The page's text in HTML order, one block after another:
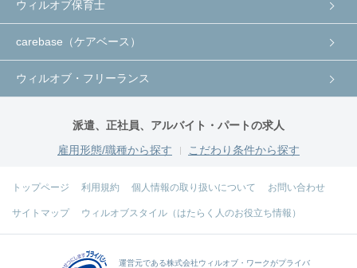
ウィルオブ保育士
carebase（ケアベース）
ウィルオブ・フリーランス
派遣、正社員、アルバイト・パートの求人
雇用形態/職種から探す
こだわり条件から探す
トップページ 利用規約 個人情報の取り扱いについて お問い合わせ
サイトマップ ウィルオブスタイル（はたらく人のお役立ち情報）
運営元である株式会社ウィルオブ・ワークがプライバ